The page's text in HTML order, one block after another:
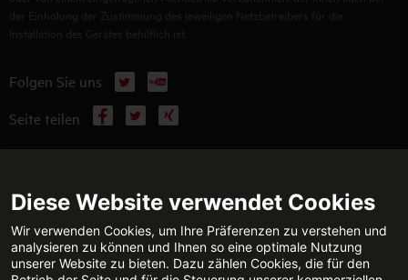
Folgen Sie uns X
YouTube
Seite teilen
Facebook
X Xing
TECHNISCHE BERATUNG KONTAKT
Diese Website verwendet Cookies
Wir verwenden Cookies, um Ihre Präferenzen zu verstehen und
analysieren zu können und Ihnen so eine optimale Nutzung
unserer Website zu bieten. Dazu zählen Cookies, die für den